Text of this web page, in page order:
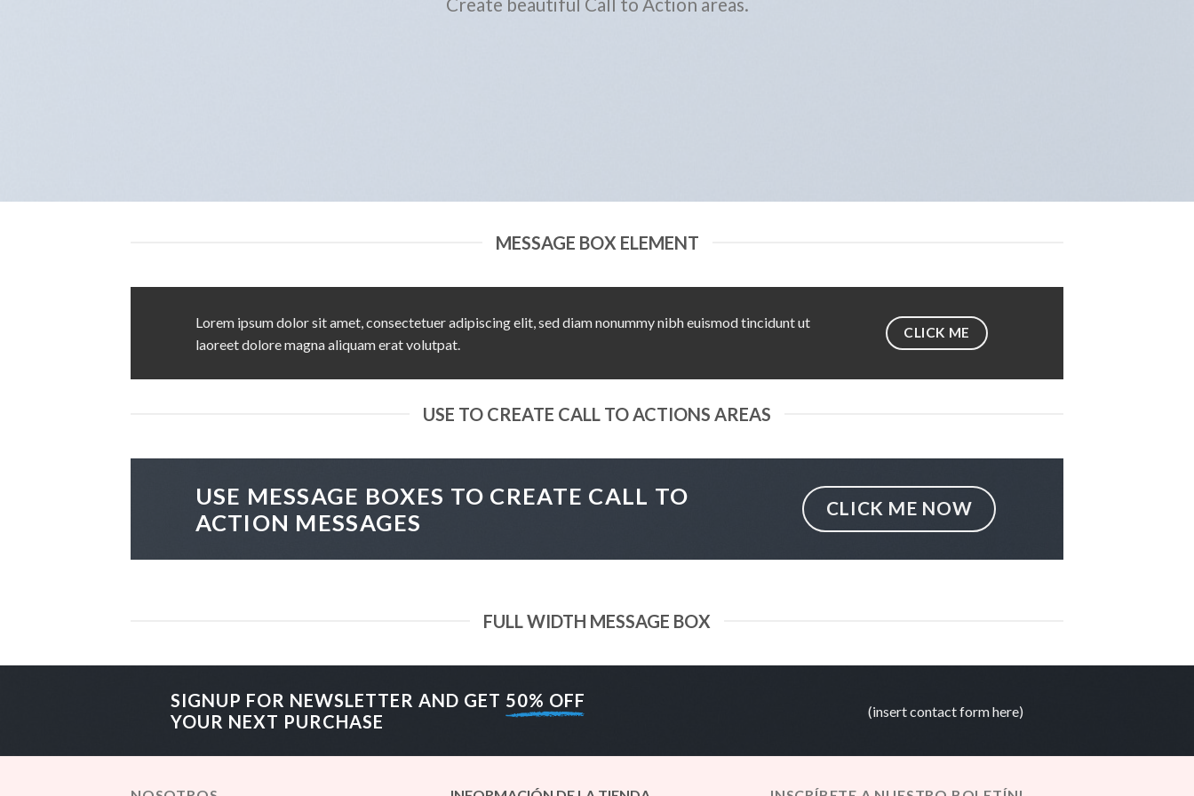
MESSAGE BOX ELEMENT
Lorem ipsum dolor sit amet, consectetuer adipiscing elit, sed diam nonummy nibh euismod tincidunt ut
laoreet dolore magna aliquam erat volutpat.
CLICK ME
USE TO CREATE CALL TO ACTIONS AREAS
USE MESSAGE BOXES TO CREATE CALL TO
ACTION MESSAGES
CLICK ME NOW
FULL WIDTH MESSAGE BOX
SIGNUP FOR NEWSLETTER AND GET 50% OFF
YOUR NEXT PURCHASE
(insert contact form here)